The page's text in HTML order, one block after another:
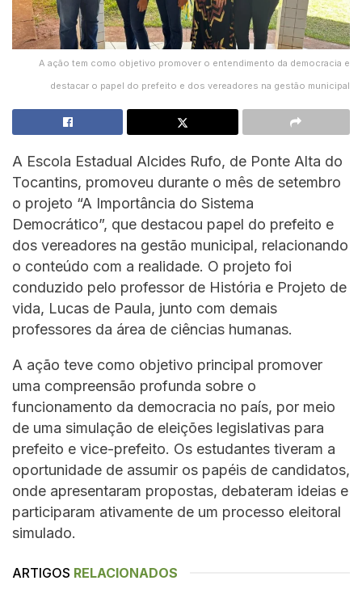
A ação tem como objetivo promover o entendimento da democracia e
destacar o papel do prefeito e dos vereadores na gestão municipal
A Escola Estadual Alcides Rufo, de Ponte Alta do
Tocantins, promoveu durante o mês de setembro
o projeto “A Importância do Sistema
Democrático”, que destacou papel do prefeito e
dos vereadores na gestão municipal, relacionando
o conteúdo com a realidade. O projeto foi
conduzido pelo professor de História e Projeto de
vida, Lucas de Paula, junto com demais
professores da área de ciências humanas.
A ação teve como objetivo principal promover
uma compreensão profunda sobre o
funcionamento da democracia no país, por meio
de uma simulação de eleições legislativas para
prefeito e vice-prefeito. Os estudantes tiveram a
oportunidade de assumir os papéis de candidatos,
onde apresentaram propostas, debateram ideias e
participaram ativamente de um processo eleitoral
simulado.
ARTIGOS RELACIONADOS